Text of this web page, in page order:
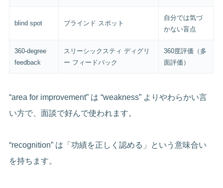
blind spot ブラインド スポット
自分では気づ
かない盲点
360-degree
feedback
スリーシックスティ ディグリ
ー フィードバック
360度評価（多
面評価）
“area for improvement” は “weakness” よりやわらかい言
い方で、面談で好んで使われます。
“recognition” は「功績を正しく認める」という意味合い
を持ちます。